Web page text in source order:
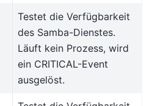
Testet die Verfügbarkeit
des Samba-Dienstes.
Läuft kein Prozess, wird
ein CRITICAL-Event
ausgelöst.